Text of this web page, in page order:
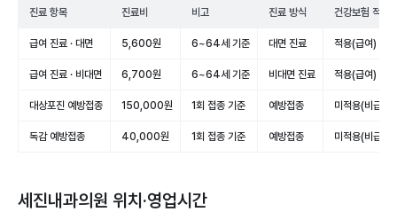
진료 항목 진료비 비고 진료 방식 건강보험 적용
급여 진료 · 대면 5,600원 6~64세 기준 대면 진료 적용(급여)
급여 진료 · 비대면 6,700원 6~64세 기준 비대면 진료 적용(급여)
대상포진 예방접종 150,000원 1회 접종 기준 예방접종 미적용(비급여)
독감 예방접종 40,000원 1회 접종 기준 예방접종 미적용(비급여)
세진내과의원 위치·영업시간